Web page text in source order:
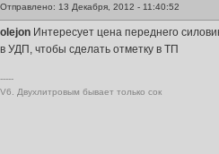
Отправлено: 13 Декабря, 2012 - 11:40:52
olejonИнтересует цена переднего
в УДП, чтобы сделать отметку в ТП
-----
V6. Двухлитровым бывает только сок